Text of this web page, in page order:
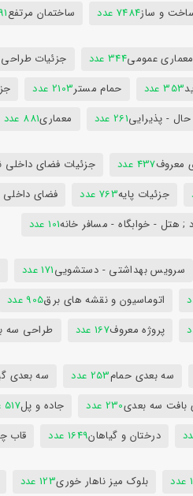
و ساز7484 عدد ساختمان مرتفع
عمومی344 عدد جزئیات
353 عدد حمام مستر2103 عدد
- پذیرایی261 عدد معماری881 عدد
معروف437 عدد جزئیات فضای داخلی
جزئیات پایه763 عدد فضای
هتل - خوابگاه - مسافر خانه101 عدد
سرویس بهداشتی - دستشویی171 عدد
اتوماسیون و نقشه های برق905 عدد
پروژه معروف167 عدد طراحی سه
سه بعدی حمام253 عدد سه بعدی
بافت سه بعدی230 عدد جاده و پل517 عدد
درختان و گیاهان1649 عدد قاب
بلوک میز ناهار خوری123 عدد